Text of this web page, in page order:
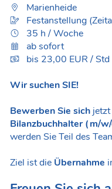
Marienheide
Festanstellung
35 h / Woche
ab sofort
bis 23,00 EUR / Std
Wir suchen SIE!
Bewerben Sie sich
Bilanzbuchhalter (m/
werden Sie Teil des
Ziel ist die Übernahme